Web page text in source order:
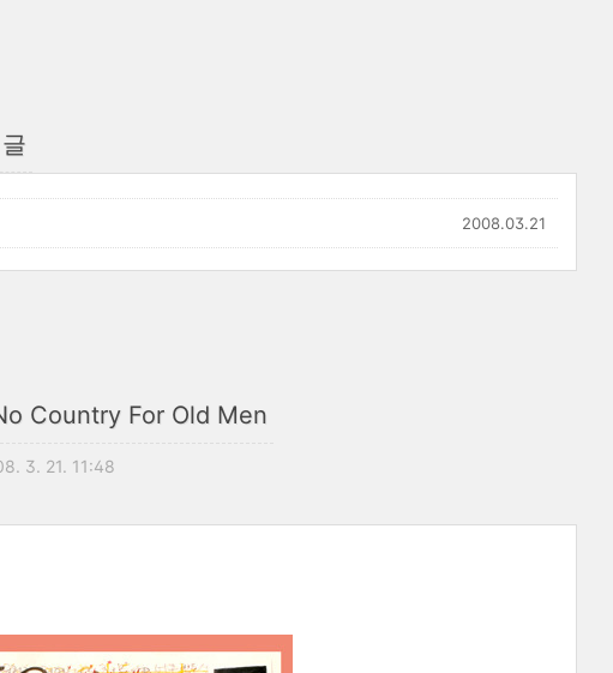
2008.03.21
Country For Old Men
3. 21. 11:48